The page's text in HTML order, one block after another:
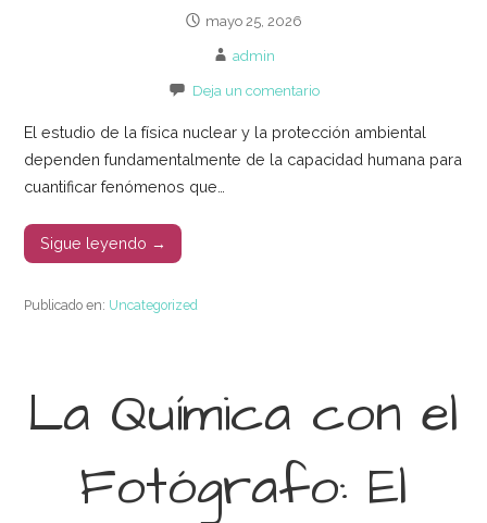
mayo 25, 2026
admin
Deja un comentario
El estudio de la física nuclear y la protección ambiental
dependen fundamentalmente de la capacidad humana para
cuantificar fenómenos que…
Sigue leyendo →
Publicado en: Uncategorized
La Química con el
Fotógrafo: El